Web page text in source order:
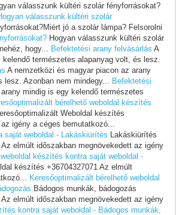
válasszunk kültéri szolár fényforrásokat?
válasszunk kültéri szolár
jó a szolár lámpa? Felsorolni
Hogyan válasszunk kültéri szolár
hogy... Befektetési arany felvásárlás A
természetes alapanyag volt, és lesz.
A nemzetközi és magyar piacon az arany
Azonban nem mindegy... Befektetési
mindig is egy kelendő természetes
bérelhető weboldal készítés
Weboldal készítés
igény a céges bemutatkozó...
saját weboldal - Lakáskiürítés Lakáskiürítés
elmúlt időszakban megnövekedett az igény
készítés kontra saját weboldal -
készítés +36704327071 Az elmúlt
Keresőoptimalizált bérelhető weboldal
Bádogos munkák, bádogozás
elmúlt időszakban megnövekedett az igény
kontra saját weboldal - Bádogos munkák,